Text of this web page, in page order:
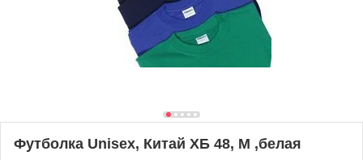
Футболка Unisex, Китай ХБ 48, M ,белая